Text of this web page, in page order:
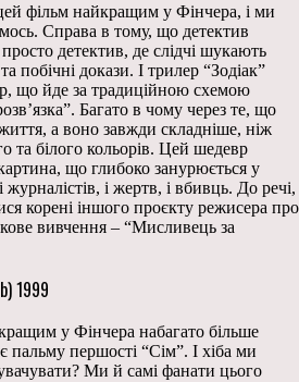
фільм найкращим у Фінчера, і ми
Справа в тому, що детектив
детектив, де слідчі шукають
побічні докази. І трилер “Зодіак”
що йде за традиційною схемою
Багато в чому через те, що
а воно завжди складніше, ніж
та білого кольорів. Цей шедевр
що глибоко занурюється у
журналістів, і жертв, і вбивць. До речі,
корені іншого проєкту режисера про
вивчення – “Мисливець за
1999
у Фінчера набагато більше
пальму першості “Сім”. І хіба ми
Ми й самі фанати цього